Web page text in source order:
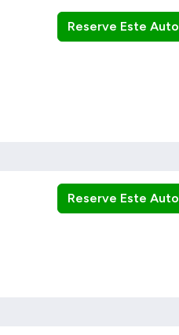
Reserve Este Auto
Reserve Este Auto